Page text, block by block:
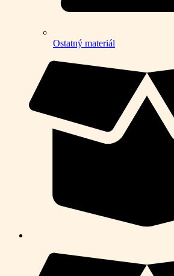
Ostatný materiál